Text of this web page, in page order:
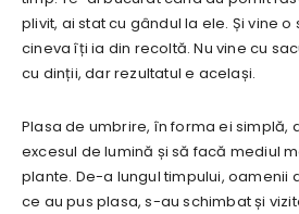
plivit, ai stat cu gândul la ele. Și vine
cineva îți ia din recoltă. Nu vine cu
cu dinții, dar rezultatul e același.
Plasa de umbrire, în forma ei simplă,
excesul de lumină și să facă mediul
plante. De-a lungul timpului, oamenii
ce au pus plasa, s-au schimbat și